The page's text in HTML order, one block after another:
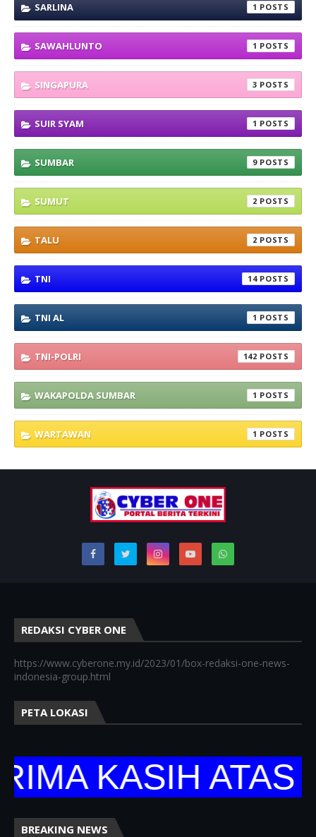
SARLINA 1
SAWAHLUNTO 1
SINGAPURA 3
SUIR SYAM 1
SUMBAR 9
SUMUT 2
TALU 2
TNI 14
TNI AL 1
TNI-POLRI 142
WAKAPOLDA SUMBAR 1
WARTAWAN 1
REDAKSI CYBER ONE
https://www.cyberone.my.id/2023/01/box-redaksi-one-news-
indonesia-group.html
PETA LOKASI
KASIH ATAS
BREAKING NEWS